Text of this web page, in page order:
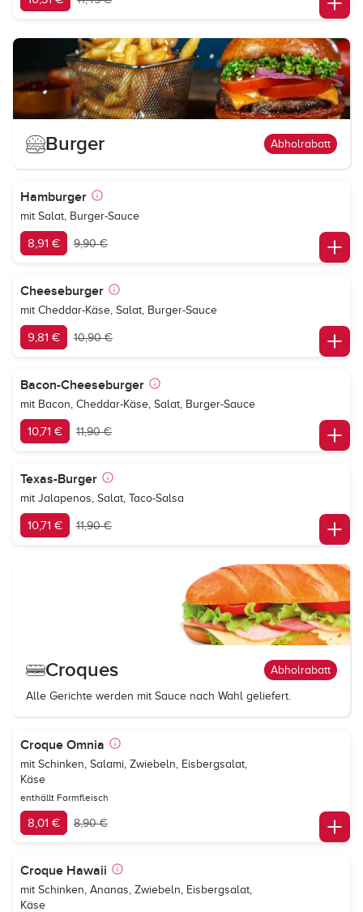
Burger Abholrabatt
Hamburger
mit Salat, Burger-Sauce
8,91 € 9,90 €
Cheeseburger
mit Cheddar-Käse, Salat, Burger-Sauce
9,81 € 10,90 €
Bacon-Cheeseburger
mit Bacon, Cheddar-Käse, Salat, Burger-Sauce
10,71 € 11,90 €
Texas-Burger
mit Jalapenos, Salat, Taco-Salsa
10,71 € 11,90 €
Croques Abholrabatt
Alle Gerichte werden mit Sauce nach Wahl geliefert.
Croque Omnia
mit Schinken, Salami, Zwiebeln, Eisbergsalat,
Käse
enthällt Formfleisch
8,01 € 8,90 €
Croque Hawaii
mit Schinken, Ananas, Zwiebeln, Eisbergsalat,
Käse